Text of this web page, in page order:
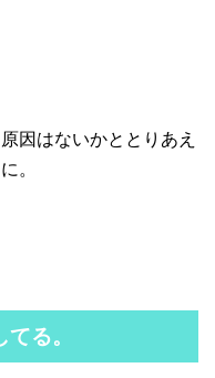
因はないかととりあえ
。
る。